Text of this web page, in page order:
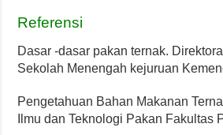
Referensi
Dasar -dasar pakan ternak.
Sekolah Menengah kejuruan
Pengetahuan Bahan Makanan
Ilmu dan Teknologi Pakan Fakultas